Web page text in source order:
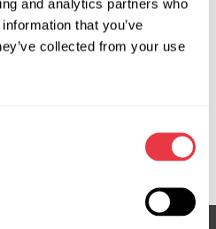
and analytics partners who
that you’ve
collected from your use
4525074040, 4525074120,
TY712R